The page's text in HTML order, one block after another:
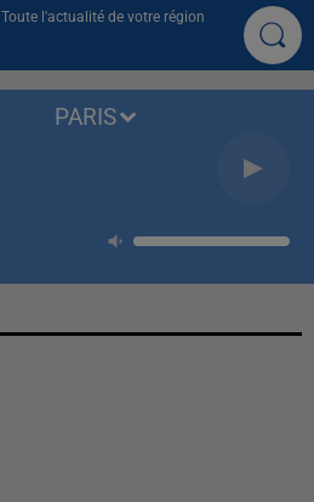
Toute l'actualité de votre région
PARIS